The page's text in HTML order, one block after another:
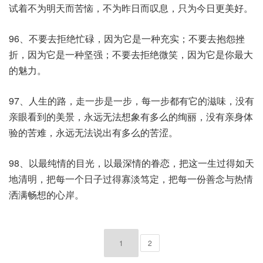
试着不为明天而苦恼，不为昨日而叹息，只为今日更美好。
96、不要去拒绝忙碌，因为它是一种充实；不要去抱怨挫
折，因为它是一种坚强；不要去拒绝微笑，因为它是你最大
的魅力。
97、人生的路，走一步是一步，每一步都有它的滋味，没有
亲眼看到的美景，永远无法想象有多么的绚丽，没有亲身体
验的苦难，永远无法说出有多么的苦涩。
98、以最纯情的目光，以最深情的眷恋，把这一生过得如天
地清明，把每一个日子过得寡淡笃定，把每一份善念与热情
洒满畅想的心岸。
1 2